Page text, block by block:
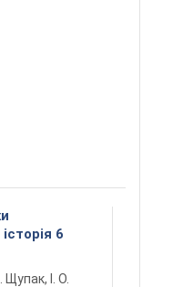
6
Я. Щупак, І. О.